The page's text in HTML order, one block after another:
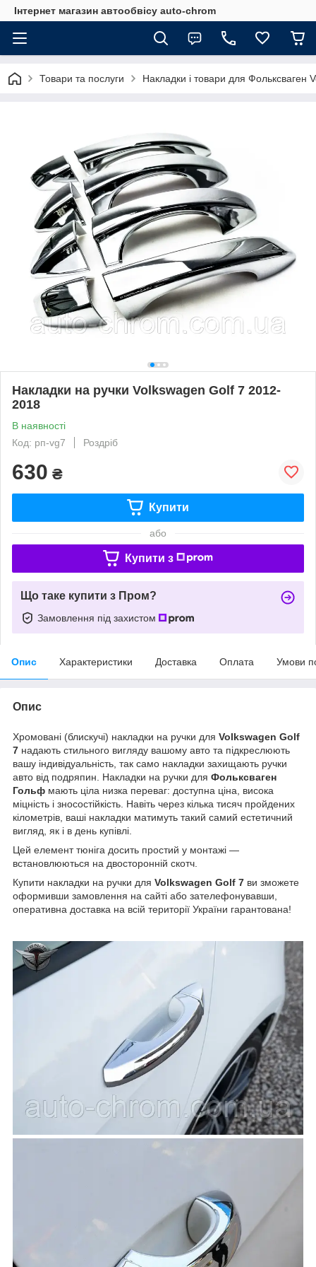
Інтернет магазин автообвісу auto-chrom
Товари та послуги Накладки і товари для Фольксваген
Накладки на ручки Volkswagen Golf 7 2012-
2018
В наявності
Код: рп-vg7
Роздріб
630 ₴
Купити
або
Купити з
Що таке купити з Пром?
Замовлення під захистом
Опис Характеристики Доставка Оплата Умови
Опис
Хромовані (блискучі) накладки на ручки для Volkswagen Golf
7 надають стильного вигляду вашому авто та підкреслюють
вашу індивідуальність, так само накладки захищають ручки
авто від подряпин. Накладки на ручки для Фольксваген
Гольф мають ціла низка переваг: доступна ціна, висока
міцність і зносостійкість. Навіть через кілька тисяч пройдених
кілометрів, ваші накладки матимуть такий самий естетичний
вигляд, як і в день купівлі.
Цей елемент тюніга досить простий у монтажі —
встановлюються на двосторонній скотч.
Купити накладки на ручки для Volkswagen Golf 7 ви зможете
оформивши замовлення на сайті або зателефонувавши,
оперативна доставка на всій території України гарантована!